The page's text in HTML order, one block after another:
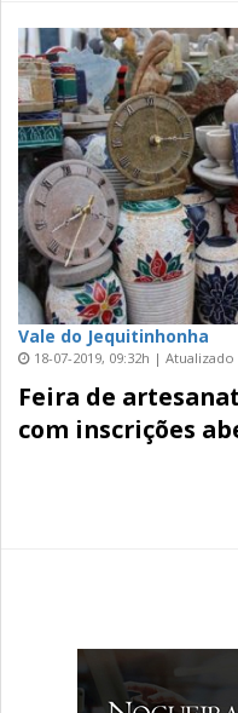
Vale do Jequitinhonha
18-07-2019, 09:32h | Atualizado
Feira de
com inscrições